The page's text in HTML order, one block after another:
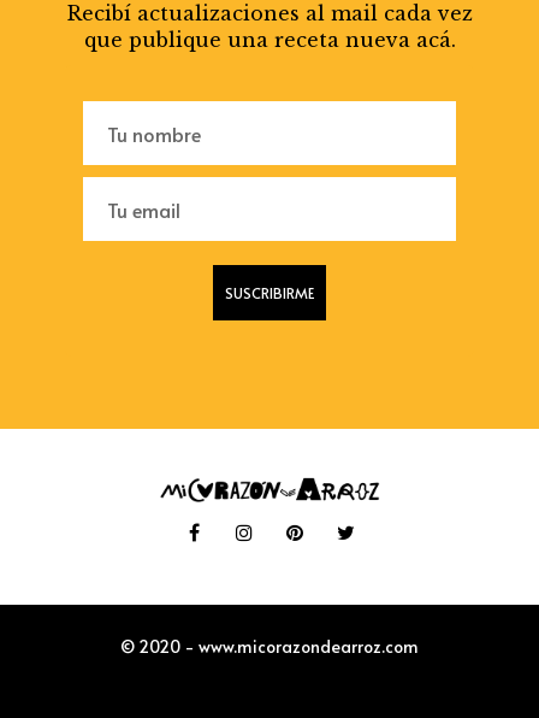
Recibí actualizaciones al mail cada vez
que publique una receta nueva acá.
© 2020 - www.micorazondearroz.com